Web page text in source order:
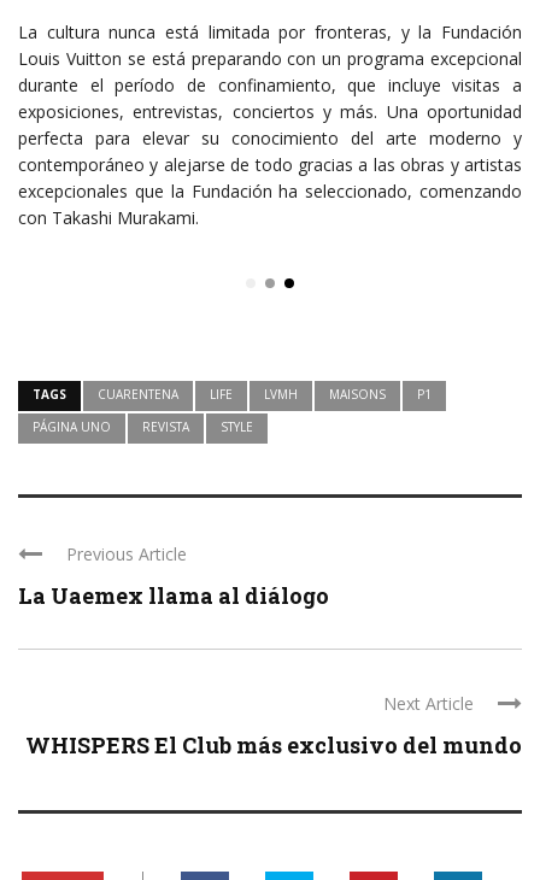
La cultura nunca está limitada por fronteras, y la Fundación
Louis Vuitton se está preparando con un programa excepcional
durante el período de confinamiento, que incluye visitas a
exposiciones, entrevistas, conciertos y más. Una oportunidad
perfecta para elevar su conocimiento del arte moderno y
contemporáneo y alejarse de todo gracias a las obras y artistas
excepcionales que la Fundación ha seleccionado, comenzando
con Takashi Murakami.
TAGS CUARENTENA LIFE LVMH MAISONS
P1
PÁGINA UNO
REVISTA STYLE
Previous Article
La Uaemex llama al diálogo
Next Article
WHISPERS El Club más exclusivo del mundo